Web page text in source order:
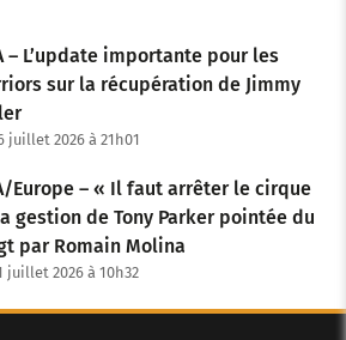
– L’update importante pour les
sur la récupération de Jimmy
juillet 2026 à 21h01
Europe – « Il faut arrêter le cirque
gestion de Tony Parker pointée du
par Romain Molina
juillet 2026 à 10h32